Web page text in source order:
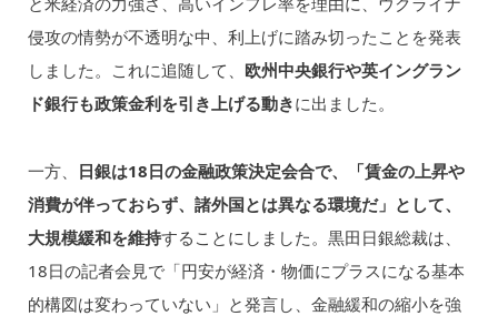
侵攻の情勢が不透明な中、利上げに踏み切ったことを発表
しました。これに追随して、 欧州中央銀行や英イングラン
ド銀行も政策金利を引き上げる動きに出ました。
一方、
日銀は18日の金融政策決定会合で、「賃金の上昇や
消費が伴っておらず、諸外国とは異なる環境だ」として、
大規模緩和を維持することにしました。黒田日銀総裁は、
18日の記者会見で「円安が経済・物価にプラスになる基本
的構図は変わっていない」と発言し、金融緩和の縮小を強